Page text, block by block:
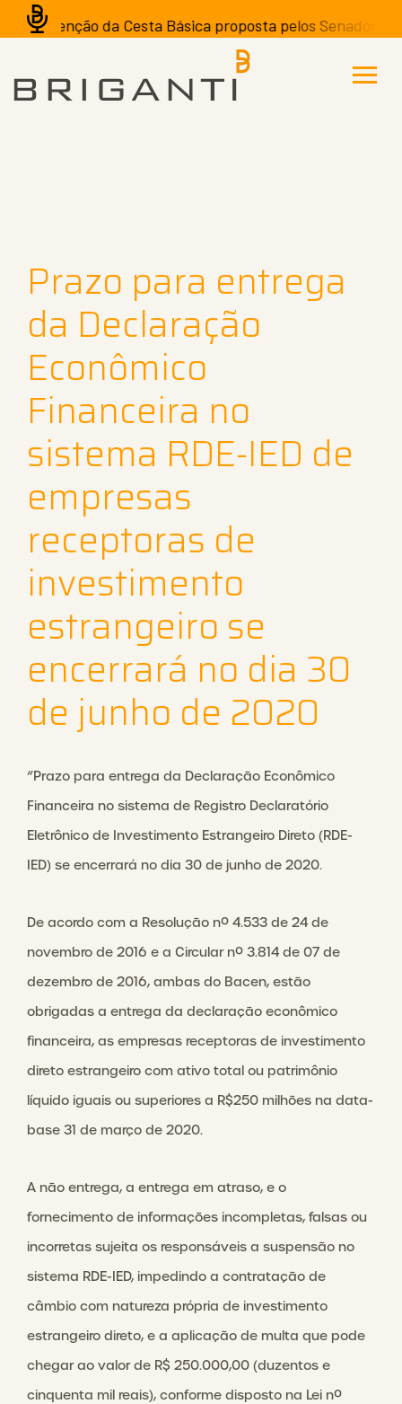
A isenção da Cesta Básica proposta pelos Senadores
Prazo para entrega
da Declaração
Econômico
Financeira no
sistema RDE-IED de
empresas
receptoras de
investimento
estrangeiro se
encerrará no dia 30
de junho de 2020
“Prazo para entrega da Declaração Econômico
Financeira no sistema de Registro Declaratório
Eletrônico de Investimento Estrangeiro Direto (RDE-
IED) se encerrará no dia 30 de junho de 2020.
De acordo com a Resolução nº 4.533 de 24 de
novembro de 2016 e a Circular nº 3.814 de 07 de
dezembro de 2016, ambas do Bacen, estão
obrigadas a entrega da declaração econômico
financeira, as empresas receptoras de investimento
direto estrangeiro com ativo total ou patrimônio
líquido iguais ou superiores a R$250 milhões na data-
base 31 de março de 2020.
A não entrega, a entrega em atraso, e o
fornecimento de informações incompletas, falsas ou
incorretas sujeita os responsáveis a suspensão no
sistema RDE-IED, impedindo a contratação de
câmbio com natureza própria de investimento
estrangeiro direto, e a aplicação de multa que pode
chegar ao valor de R$ 250.000,00 (duzentos e
cinquenta mil reais), conforme disposto na Lei nº